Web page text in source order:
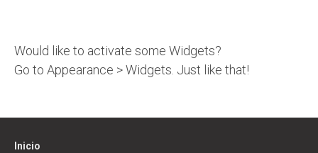
Would like to activate some Widgets?
Go to Appearance > Widgets. Just like that!
Inicio